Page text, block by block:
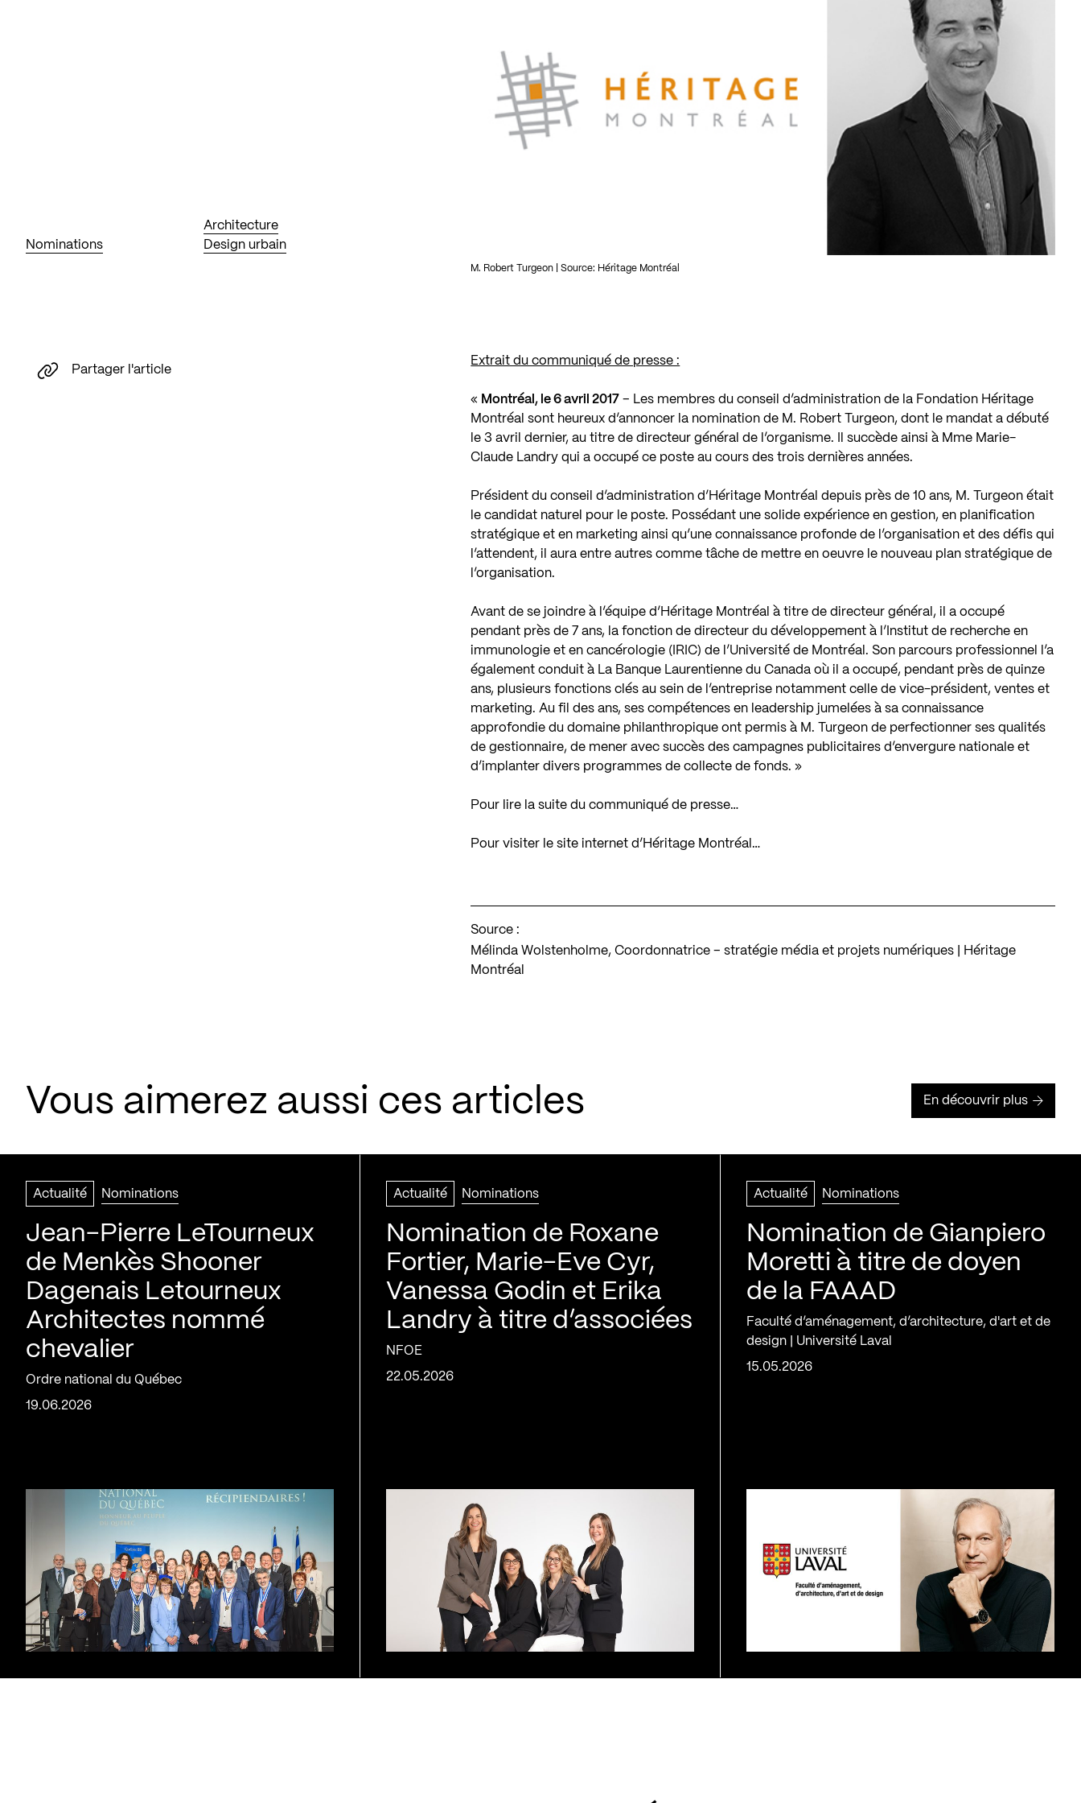
Nominations
Architecture
Design urbain
M. Robert Turgeon | Source: Héritage Montréal
Extrait du communiqué de presse :
« Montréal, le 6 avril 2017 – Les membres du conseil d’administration de la Fondation Héritage
Montréal sont heureux d’annoncer la nomination de M. Robert Turgeon, dont le mandat a débuté
le 3 avril dernier, au titre de directeur général de l’organisme. Il succède ainsi à Mme Marie-
Claude Landry qui a occupé ce poste au cours des trois dernières années.
Président du conseil d’administration d’Héritage Montréal depuis près de 10 ans, M. Turgeon était
le candidat naturel pour le poste. Possédant une solide expérience en gestion, en planification
stratégique et en marketing ainsi qu’une connaissance profonde de l’organisation et des défis qui
l’attendent, il aura entre autres comme tâche de mettre en oeuvre le nouveau plan stratégique de
l’organisation.
Avant de se joindre à l’équipe d’Héritage Montréal à titre de directeur général, il a occupé
pendant près de 7 ans, la fonction de directeur du développement à l’Institut de recherche en
immunologie et en cancérologie (IRIC) de l’Université de Montréal. Son parcours professionnel l’a
également conduit à La Banque Laurentienne du Canada où il a occupé, pendant près de quinze
ans, plusieurs fonctions clés au sein de l’entreprise notamment celle de vice-président, ventes et
marketing. Au fil des ans, ses compétences en leadership jumelées à sa connaissance
approfondie du domaine philanthropique ont permis à M. Turgeon de perfectionner ses qualités
de gestionnaire, de mener avec succès des campagnes publicitaires d’envergure nationale et
d’implanter divers programmes de collecte de fonds. »
Pour lire la suite du communiqué de presse…
Pour visiter le site internet d’Héritage Montréal…
Source :
Mélinda Wolstenholme, Coordonnatrice – stratégie média et projets numériques | Héritage
Montréal
Partager l'article
Vous aimerez aussi ces articles En découvrir plus
Actualité Nominations
Jean-Pierre LeTourneux
de Menkès Shooner
Dagenais Letourneux
Architectes nommé
chevalier
Ordre national du Québec
19.06.2026
Actualité Nominations
Nomination de Roxane
Fortier, Marie-Eve Cyr,
Vanessa Godin et Erika
Landry à titre d’associées
NFOE
22.05.2026
Actualité Nominations
Nomination de Gianpiero
Moretti à titre de doyen
de la FAAAD
Faculté d’aménagement, d’architecture, d'art et de
design | Université Laval
15.05.2026